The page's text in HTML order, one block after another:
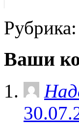
Рубрика:
Ваши